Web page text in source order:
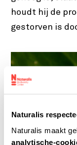
Naturalis
Naturalis maakt
analytische-
houdt hij de
gestorven is